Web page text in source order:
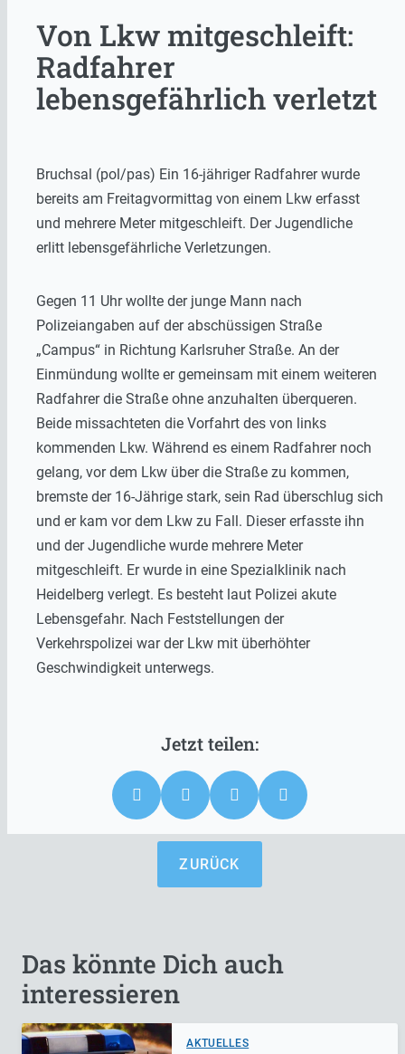
Von Lkw mitgeschleift:
Radfahrer
lebensgefährlich verletzt
Bruchsal (pol/pas) Ein 16-jähriger Radfahrer wurde
bereits am Freitagvormittag von einem Lkw erfasst
und mehrere Meter mitgeschleift. Der Jugendliche
erlitt lebensgefährliche Verletzungen.
Gegen 11 Uhr wollte der junge Mann nach
Polizeiangaben auf der abschüssigen Straße
„Campus“ in Richtung Karlsruher Straße. An der
Einmündung wollte er gemeinsam mit einem weiteren
Radfahrer die Straße ohne anzuhalten überqueren.
Beide missachteten die Vorfahrt des von links
kommenden Lkw. Während es einem Radfahrer noch
gelang, vor dem Lkw über die Straße zu kommen,
bremste der 16-Jährige stark, sein Rad überschlug sich
und er kam vor dem Lkw zu Fall. Dieser erfasste ihn
und der Jugendliche wurde mehrere Meter
mitgeschleift. Er wurde in eine Spezialklinik nach
Heidelberg verlegt. Es besteht laut Polizei akute
Lebensgefahr. Nach Feststellungen der
Verkehrspolizei war der Lkw mit überhöhter
Geschwindigkeit unterwegs.
ZURÜCK
Das könnte Dich auch
interessieren
AKTUELLES